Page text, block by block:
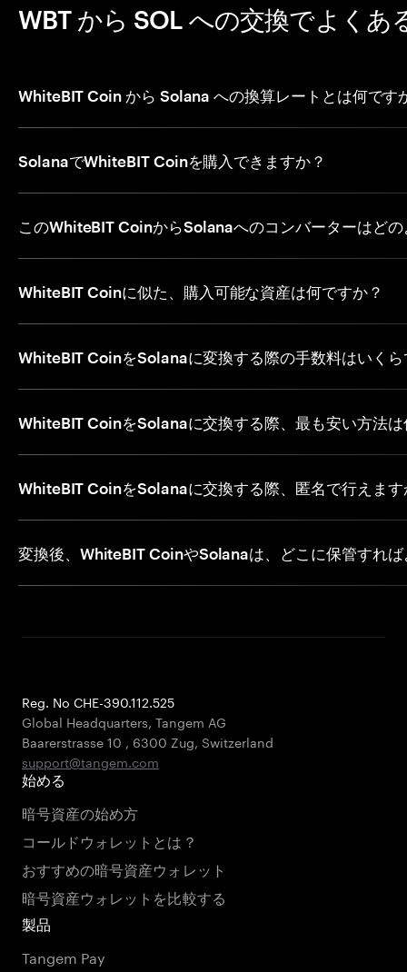
WBT から SOL への交換でよくあ
WhiteBIT Coin から Solana への換算レートとは何です
SolanaでWhiteBIT Coinを購入できますか？
このWhiteBIT CoinからSolanaへのコンバーターはど
WhiteBIT Coinに似た、購入可能な資産は何ですか？
WhiteBIT CoinをSolanaに変換する際の手数料はいくら
WhiteBIT CoinをSolanaに交換する際、最も安い方法は
WhiteBIT CoinをSolanaに交換する際、匿名で行えます
変換後、WhiteBIT CoinやSolanaは、どこに保管すれば
Reg. No CHE-390.112.525
Global Headquarters, Tangem AG
Baarerstrasse 10 , 6300 Zug, Switzerland
support@tangem.com
始める
暗号資産の始め方
コールドウォレットとは？
おすすめの暗号資産ウォレット
暗号資産ウォレットを比較する
製品
Tangem Pay